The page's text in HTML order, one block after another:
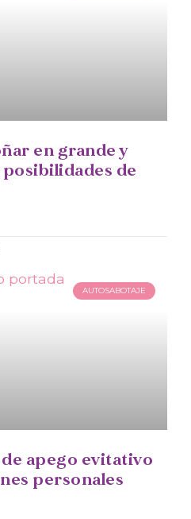
en grande y
de
AUTOSABOTAJE
de apego evitativo
personales